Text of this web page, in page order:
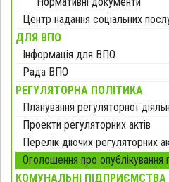
Центр надання соціальних
ДЛЯ ВПО
Інформація для ВПО
Рада ВПО
РЕГУЛЯТОРНА ПОЛІТИКА
Планування регуляторної
Проекти регуляторних актів
Перелік діючих регуляторних
Оголошення про
КОМУНАЛЬНІ ПІДПРИЄМСТВА